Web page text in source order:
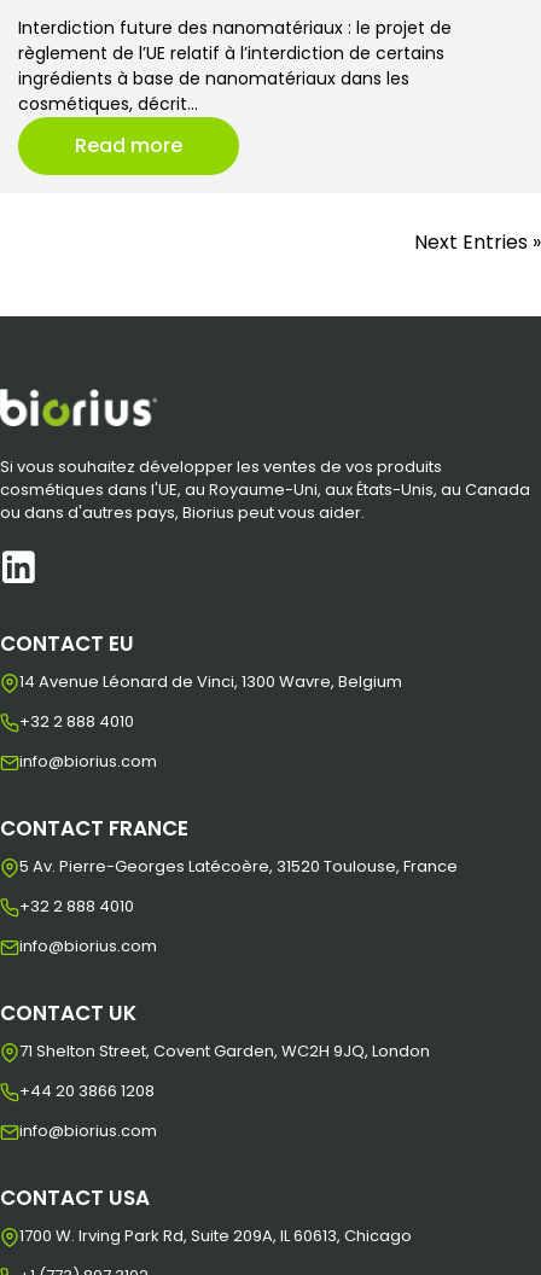
Interdiction future des nanomatériaux : le projet de
règlement de l’UE relatif à l’interdiction de certains
ingrédients à base de nanomatériaux dans les
cosmétiques, décrit…
Read more
Next Entries »
Si vous souhaitez développer les ventes de vos produits
cosmétiques dans l'UE, au Royaume-Uni, aux États-Unis, au Canada
ou dans d'autres pays, Biorius peut vous aider.
CONTACT EU
14 Avenue Léonard de Vinci, 1300 Wavre, Belgium
+32 2 888 4010
info@biorius.com
CONTACT FRANCE
5 Av. Pierre-Georges Latécoère, 31520 Toulouse, France
+32 2 888 4010
info@biorius.com
CONTACT UK
71 Shelton Street, Covent Garden, WC2H 9JQ, London
+44 20 3866 1208
info@biorius.com
CONTACT USA
1700 W. Irving Park Rd, Suite 209A, IL 60613, Chicago